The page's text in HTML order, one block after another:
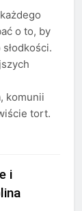
o to, by
komunii
tort.
i